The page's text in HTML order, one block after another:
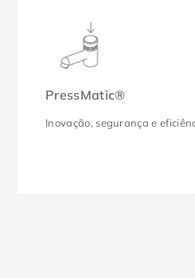
PressMatic®
Inovação, segurança e